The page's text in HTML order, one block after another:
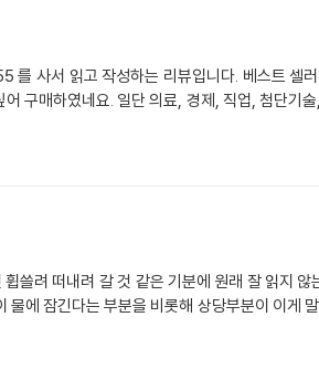
사서 읽고 작성하는 리뷰입니다. 베스트 셀
구매하였네요. 일단 의료, 경제, 직업, 첨단기
에 잠긴다는 부분을 비롯해 상당부분이 이게